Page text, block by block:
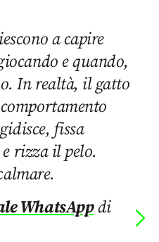
a capire
e quando,
In realtà, il gatto
fissa
rizza il pelo.
WhatsAppdi